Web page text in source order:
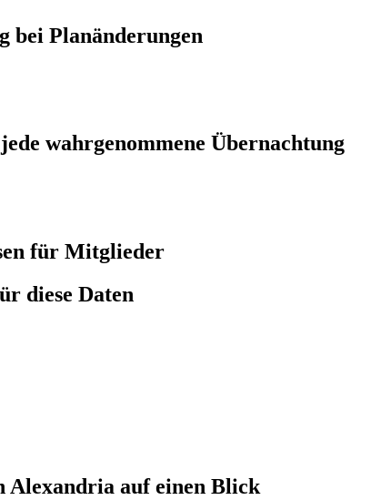
bei Planänderungen
wahrgenommene Übernachtung
für Mitglieder
diese Daten
Alexandria auf einen Blick